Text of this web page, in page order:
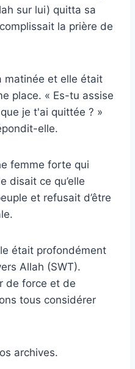
sur lui) quitta sa
la prière de
matinée et elle était
place. « Es-tu assise
je t'ai quittée ? »
elle.
femme forte qui
disait ce qu’elle
et refusait d’être
était profondément
Allah (SWT).
de force et de
tous considérer
archives.